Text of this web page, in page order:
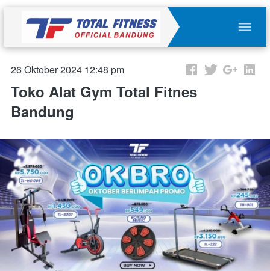
26 Oktober 2024 12:48 pm
Toko Alat Gym Total Fitnes
Bandung